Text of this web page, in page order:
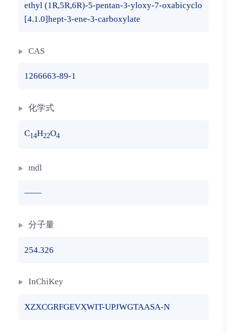
ethyl (1R,5R,6R)-5-pentan-3-yloxy-7-oxabicyclo
[4.1.0]hept-3-ene-3-carboxylate
CAS
1266663-89-1
化学式
C14H22O4
mdl
——
分子量
254.326
InChiKey
XZXCGRFGEVXWIT-UPJWGTAASA-N